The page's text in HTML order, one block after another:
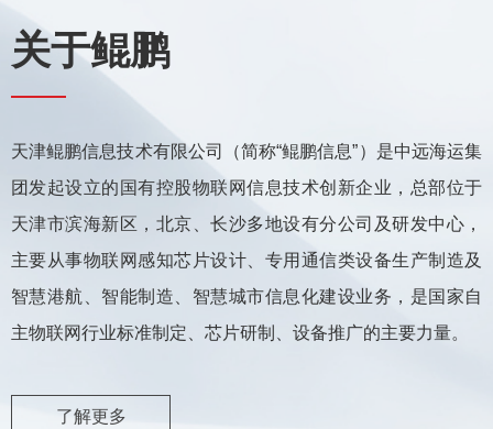
天津鲲鹏信息技术有限公司（简称“鲲鹏信息”）是中远海运集
团发起设立的国有控股物联网信息技术创新企业，总部位于
天津市滨海新区，北京、长沙多地设有分公司及研发中心，
主要从事物联网感知芯片设计、专用通信类设备生产制造及
智慧港航、智能制造、智慧城市信息化建设业务，是国家自
主物联网行业标准制定、芯片研制、设备推广的主要力量。
了解更多
关于鲲鹏